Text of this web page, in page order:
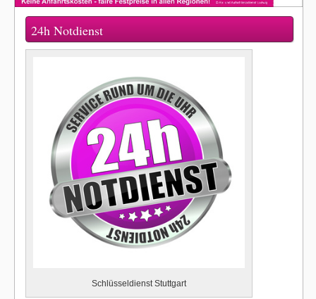
24h Notdienst
Schlüsseldienst Stuttgart